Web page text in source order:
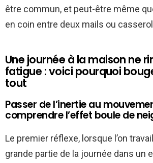
être commun, et peut-être même
en coin entre deux mails ou
Une journée à la maison ne
fatigue : voici pourquoi
tout
Passer de l’inertie au
comprendre l’effet boule de
Le premier réflexe, lorsque l’on
grande partie de la journée dans un